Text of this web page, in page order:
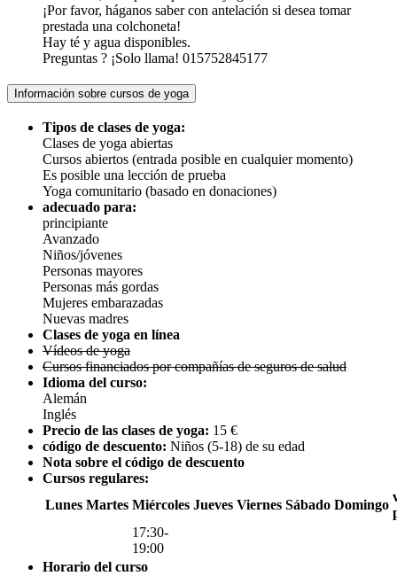
¡Por favor, háganos saber con antelación si desea tomar
prestada una colchoneta!
Hay té y agua disponibles.
Preguntas ? ¡Solo llama! 015752845177
Información sobre cursos de yoga
Tipos de clases de yoga:
Clases de yoga abiertas
Cursos abiertos (entrada posible en cualquier momento)
Es posible una lección de prueba
Yoga comunitario (basado en donaciones)
adecuado para:
principiante
Avanzado
Niños/jóvenes
Personas mayores
Personas más gordas
Mujeres embarazadas
Nuevas madres
Clases de yoga en línea
Vídeos de yoga
Cursos financiados por compañías de seguros de salud
Idioma del curso:
Alemán
Inglés
Precio de las clases de yoga: 15 €
código de descuento: Niños (5-18) de su edad
Nota sobre el código de descuento
Cursos regulares:
Lunes Martes Miércoles Jueves Viernes Sábado Domingo
17:30-
19:00
Horario del curso